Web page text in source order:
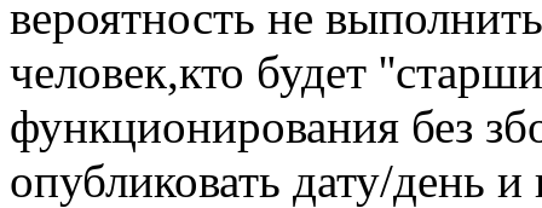
вероятность не
человек,кто будет
функционирования без
опубликовать дату/день и